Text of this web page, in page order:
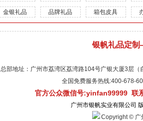
金银礼品 品牌礼品 箱包皮具
银帆礼品定
总部地址：广州市荔湾区荔湾路104号广银大厦3层
全国免费服务热线:400-
官方公众微信号:yinfan99999 联
广州市银帆实业有限公司
Copyright © 广